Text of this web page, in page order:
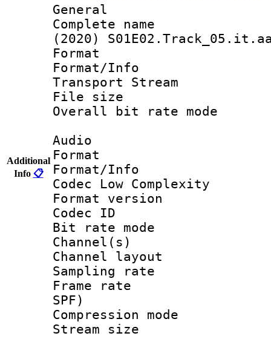
Additional
Info 📋
General
Complete
(2020)
Format :
Format/Info
Transport Stream
File size :
Overall bit rate
Audio
Format :
Format/Info :
Codec Low Complexity
Format
Codec
Bit rate
Channel(s)
Channel
Sampling
Frame rate :
SPF)
Compression
Stream size :